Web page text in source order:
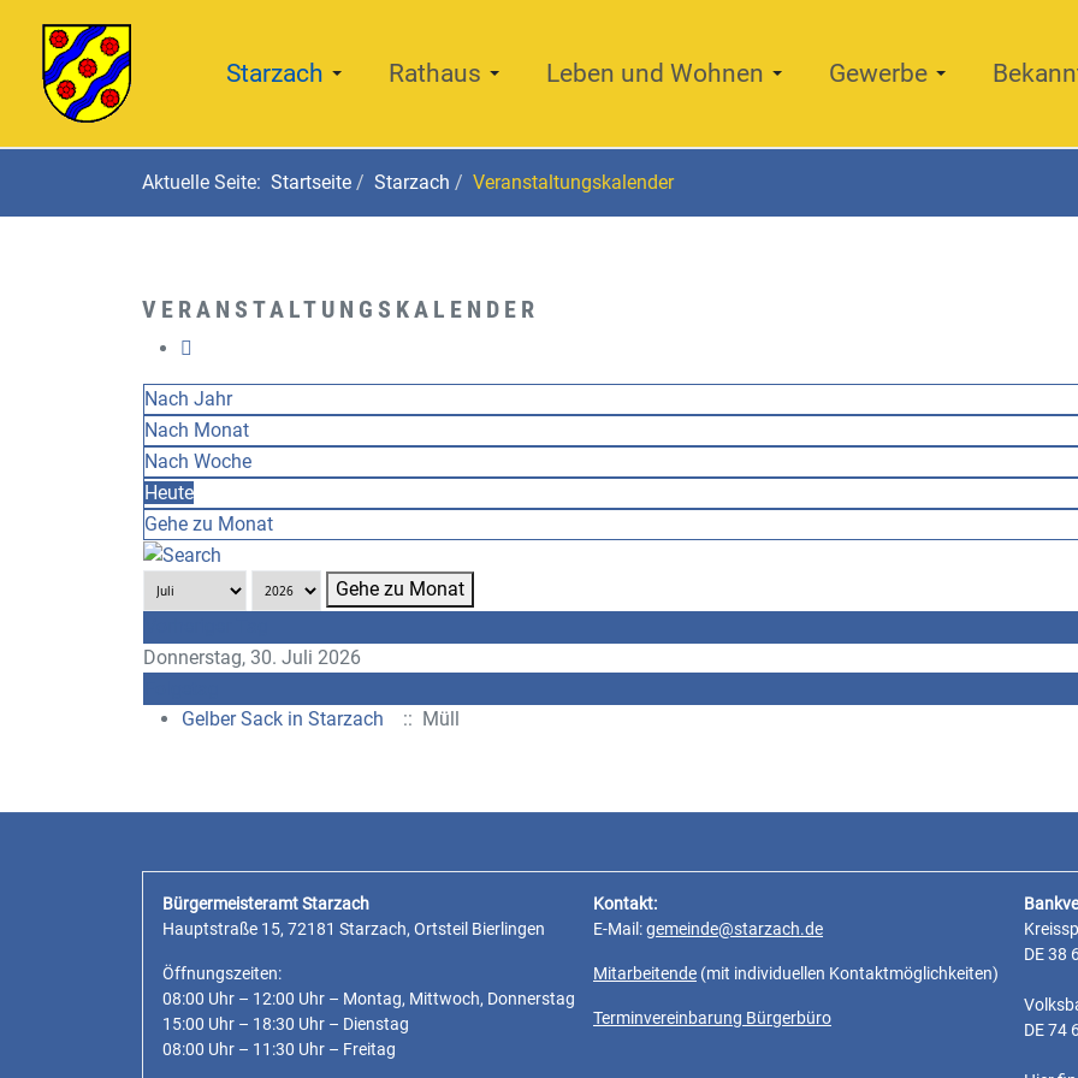
Starzach Rathaus Leben und Wohnen Gewerbe
Aktuelle Seite: Startseite Starzach Veranstaltungskalender
VERANSTALTUNGSKALENDER
Nach Jahr
Nach Monat
Nach Woche
Heute
Gehe zu Monat
Gehe zu Monat
Donnerstag, 30. Juli 2026
Gelber Sack in Starzach
:: Müll
Bürgermeisteramt Starzach
Hauptstraße 15, 72181 Starzach, Ortsteil Bierlingen
Öffnungszeiten:
08:00 Uhr – 12:00 Uhr – Montag, Mittwoch, Donnerstag
15:00 Uhr – 18:30 Uhr – Dienstag
08:00 Uhr – 11:30 Uhr – Freitag
Kontakt:
E-Mail:gemeinde@starzach.de
Mitarbeitende (mit individuellen Kontaktmöglichkeiten)
Terminvereinbarung Bürgerbüro
DE 38
DE 74